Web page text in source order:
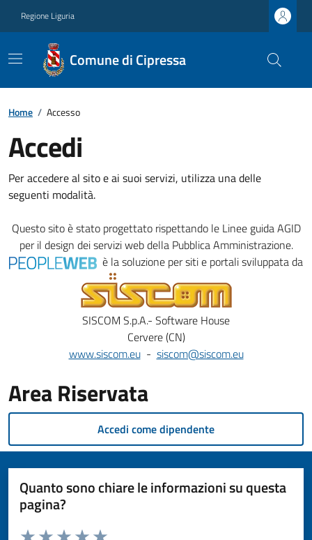
Regione Liguria
Comune di Cipressa
Home / Accesso
Accedi
Per accedere al sito e ai suoi servizi, utilizza una delle
seguenti modalità.
Questo sito è stato progettato rispettando le Linee guida AGID
per il design dei servizi web della Pubblica Amministrazione.
è la soluzione per siti e portali sviluppata da
SISCOM S.p.A.- Software House
Cervere (CN)
www.siscom.eu- siscom@siscom.eu
Area Riservata
Accedi come dipendente
Quanto sono chiare le informazioni su questa
pagina?
Valuta da 1 a 5 stelle la pagina